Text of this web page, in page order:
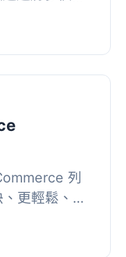
並享有批量
列
更輕鬆、更
20%，所以